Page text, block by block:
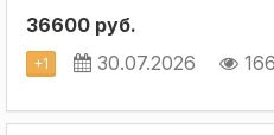
36600 руб.
+1 30.07.2026 166